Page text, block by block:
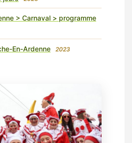
> Carnaval > programme
En-Ardenne 2023